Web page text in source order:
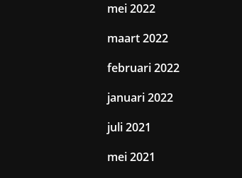
mei 2022
maart 2022
februari 2022
januari 2022
juli 2021
mei 2021